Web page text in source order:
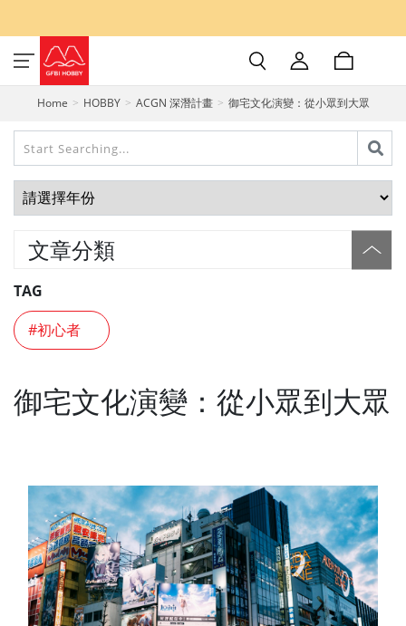
Home HOBBY ACGN 深潛計畫 御宅文化演變：從小眾到大眾
文章分類
TAG
#初心者
御宅文化演變：從小眾到大眾